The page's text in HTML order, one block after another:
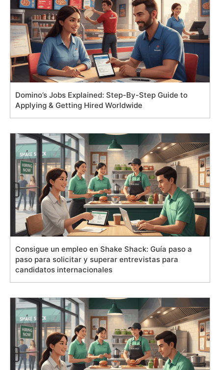
Domino’s Jobs Explained: Step-By-Step Guide to
Applying & Getting Hired Worldwide
Consigue un empleo en Shake Shack: Guía paso a
paso para solicitar y superar entrevistas para
candidatos internacionales